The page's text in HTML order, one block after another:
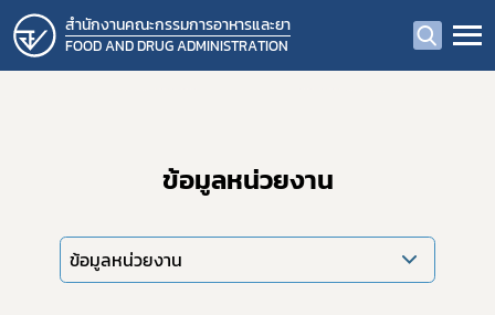
สำนักงานคณะกรรมการอาหารและยา
FOOD AND DRUG ADMINISTRATION
ข้อมูลหน่วยงาน
ข้อมูลหน่วยงาน